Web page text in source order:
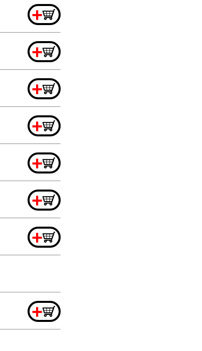
+
+
+
+
+
+
+
+